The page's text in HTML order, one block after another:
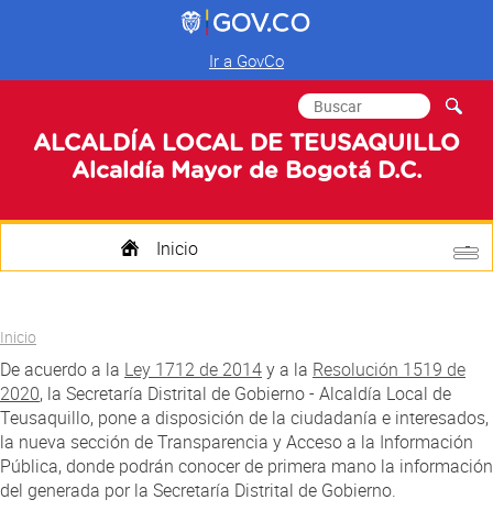
Ir a GovCo
ALCALDÍA LOCAL DE TEUSAQUILLO
Alcaldía Mayor de Bogotá D.C.
Formulario de
búsqueda
Buscar
Inicio
Mi Localidad
Participa
Atención Ciudadana
Usted está aquí
Inicio
De acuerdo a la Ley 1712 de 2014y a la Resolución 1519 de
2020, la Secretaría Distrital de Gobierno - Alcaldía Local de
Teusaquillo, pone a disposición de la ciudadanía e interesados,
la nueva sección de Transparencia y Acceso a la Información
Pública, donde podrán conocer de primera mano la información
del generada por la Secretaría Distrital de Gobierno.